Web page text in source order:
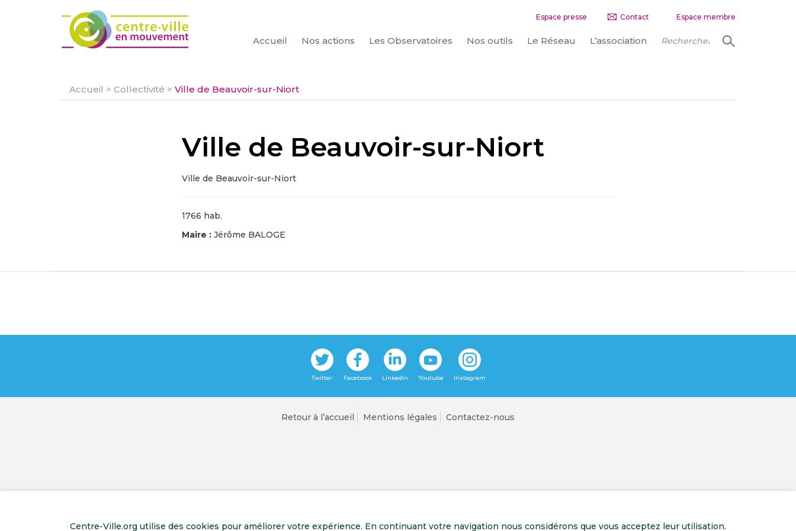
Espace presse Contact Espace membre
Accueil Nos actions Les Observatoires Nos outils Le Réseau L’association
CHERCHER
Accueil > Collectivité > Ville de Beauvoir-sur-Niort
Ville de Beauvoir-sur-Niort
Ville de Beauvoir-sur-Niort
1766 hab.
Maire : Jérôme BALOGE
Retour à l’accueil Mentions légales Contactez-nous
Centre-Ville.org utilise des cookies pour améliorer votre expérience. En continuant votre navigation nous considérons que vous acceptez leur utilisation.